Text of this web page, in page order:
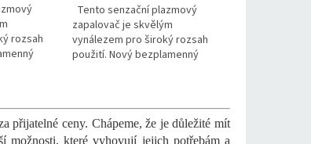
rozsah
Tento senzační plazmový
zapalovač je skvělým
vynálezem pro široký rozsah
použití. Nový bezplamenný
přijatelné ceny. Chápeme, že je důležité mít
možnosti, které vyhovují jejich potřebám a